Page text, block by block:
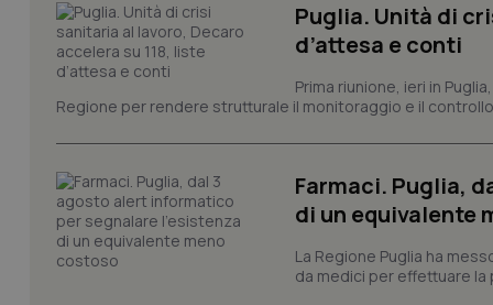
Puglia. Unità di
d’attesa e conti
Prima riunione, ieri in
Regione per rendere strutturale il monitoraggio e il
Farmaci. Puglia,
di un equivalente
La Regione Puglia ha
da medici per effettuare la
tracking-enable
tracking-sites-
session-id